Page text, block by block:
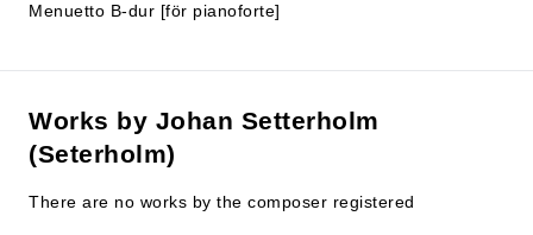
Menuetto B-dur [för pianoforte]
Works by Johan Setterholm
(Seterholm)
There are no works by the composer registered